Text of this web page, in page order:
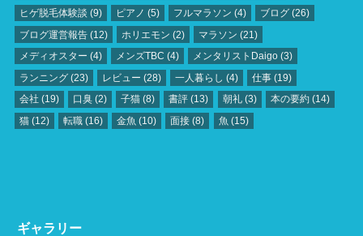
ヒゲ脱毛体験談 (9) ピアノ (5) フルマラソン (4) ブログ (26)
ブログ運営報告(12) ホリエモン (2) マラソン (21)
メディオスター (4) メンズTBC (4) メンタリストDaigo (3)
ランニング(23) レビュー (28) 一人暮らし (4) 仕事 (19)
会社 (19) 口臭 (2) 子猫 (8) 書評 (13) 朝礼(3) 本の要約(14)
猫(12) 転職 (16) 金魚 (10) 面接 (8) 魚 (15)
ギャラリー